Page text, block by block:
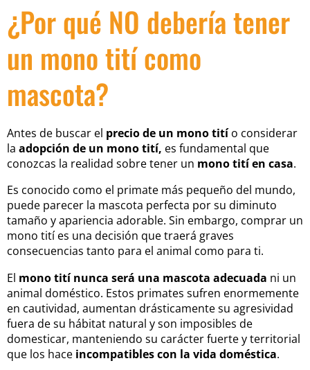
¿Por qué NO debería tener
un mono tití como
mascota?
Antes de buscar el precio de un mono titío considerar
la adopción de un mono tití, es fundamental que
conozcas la realidad sobre tener un mono tití en casa.
Es conocido como el primate más pequeño del mundo,
puede parecer la mascota perfecta por su diminuto
tamaño y apariencia adorable. Sin embargo, comprar un
mono tití es una decisión que traerá graves
consecuencias tanto para el animal como para ti.
El mono tití nunca será una mascota adecuada ni un
animal doméstico. Estos primates sufren enormemente
en cautividad, aumentan drásticamente su agresividad
fuera de su hábitat natural y son imposibles de
domesticar, manteniendo su carácter fuerte y territorial
que los hace incompatibles con la vida doméstica.